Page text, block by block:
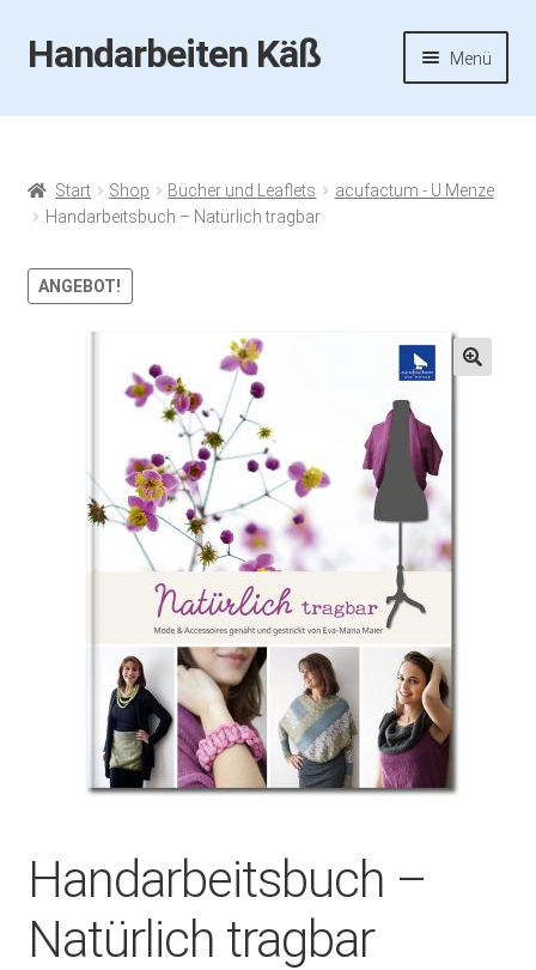
Zur
Navigation
Zum
Inhalt
Handarbeiten Käß Menü
Startseite
Aktuelles
Termine
Handarbeiten-Käß-Shop
Mein Konto
Start Shop Bücher und Leaflets
acufactum - U.Menze
Handarbeitsbuch – Natürlich tragbar
ANGEBOT!
Handarbeitsbuch –
Natürlich tragbar